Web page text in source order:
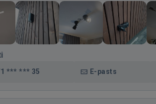
*** *** 35 E-pasts